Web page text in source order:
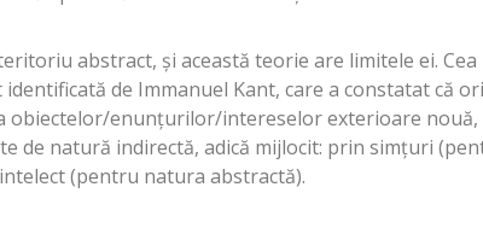
abstract, şi această teorie are limitele ei.
identificată de Immanuel Kant, care a constatat că
obiectelor/enunţurilor/intereselor exterioare nouă,
de natură indirectă, adică mijlocit: prin simţuri
(pentru natura abstractă).